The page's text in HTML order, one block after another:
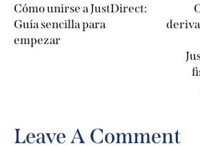
Cómo unirse a JustDirect:
Guía sencilla para
empezar
Leave A Comment